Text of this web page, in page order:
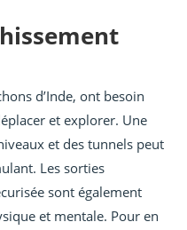
d’Inde, ont besoin
et explorer. Une
et des tunnels peut
Les sorties
sont également
et mentale. Pour en